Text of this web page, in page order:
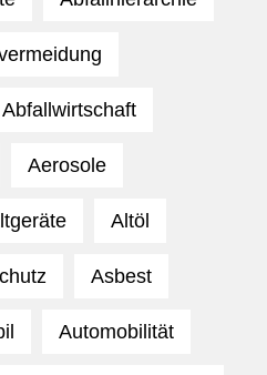
Abfallwirtschaft
Aerosole
Altöl
Asbest
Automobilität